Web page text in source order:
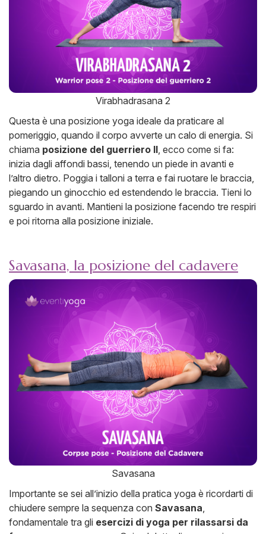
Virabhadrasana 2
Questa è una posizione yoga ideale da praticare al
pomeriggio, quando il corpo avverte un calo di energia. Si
chiama posizione del guerriero II , ecco come si fa:
inizia dagli affondi bassi, tenendo un piede in avanti e
l’altro dietro. Poggia i talloni a terra e fai ruotare le braccia,
piegando un ginocchio ed estendendo le braccia. Tieni lo
sguardo in avanti. Mantieni la posizione facendo tre respiri
e poi ritorna alla posizione iniziale.
Savasana, la posizione del cadavere
Savasana
Importante se sei all’inizio della pratica yoga è ricordarti di
chiudere sempre la sequenza con Savasana
fondamentale tra gli esercizi di yoga per rilassarsi da